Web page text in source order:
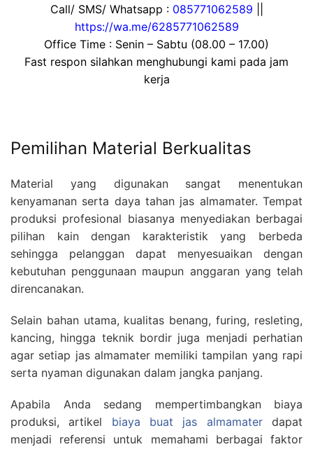
Call/ SMS/ Whatsapp : 085771062589
https://wa.me/6285771062589
Office Time : Senin – Sabtu (08.00 – 17.00)
Fast respon silahkan menghubungi kami pada jam
kerja
Pemilihan Material Berkualitas
Material yang digunakan sangat menentukan
kenyamanan serta daya tahan jas almamater. Tempat
produksi profesional biasanya menyediakan berbagai
pilihan kain dengan karakteristik yang berbeda
sehingga pelanggan dapat menyesuaikan dengan
kebutuhan penggunaan maupun anggaran yang telah
direncanakan.
Selain bahan utama, kualitas benang, furing, resleting,
kancing, hingga teknik bordir juga menjadi perhatian
agar setiap jas almamater memiliki tampilan yang rapi
serta nyaman digunakan dalam jangka panjang.
Apabila Anda sedang mempertimbangkan biaya
produksi, artikel biaya buat jas almamaterdapat
menjadi referensi untuk memahami berbagai faktor